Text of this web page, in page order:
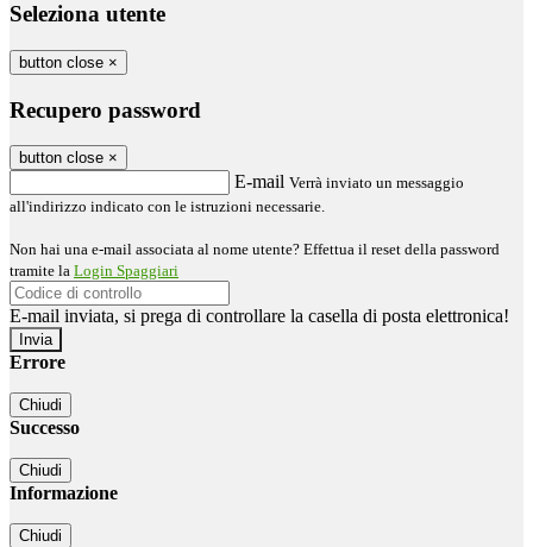
Seleziona utente
button close ×
Recupero password
button close ×
E-mail Verrà inviato un messaggio
all'indirizzo indicato con le istruzioni necessarie.
Non hai una e-mail associata al nome utente? Effettua il reset della password
tramite la Login Spaggiari
E-mail inviata, si prega di controllare la casella di posta elettronica!
Errore
Chiudi
Successo
Chiudi
Informazione
Chiudi